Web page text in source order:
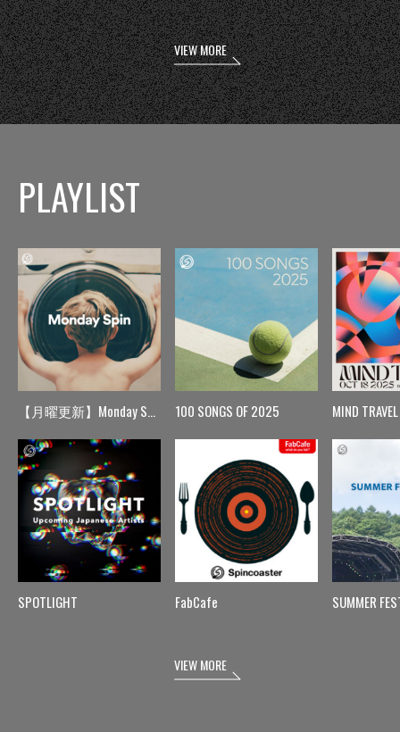
VIEW MORE
PLAYLIST
【月曜更新】Monday Spin
SPOTLIGHT
100 SONGS OF 2025
FabCafe
MIND TRAVEL
SUMMER
VIEW MORE